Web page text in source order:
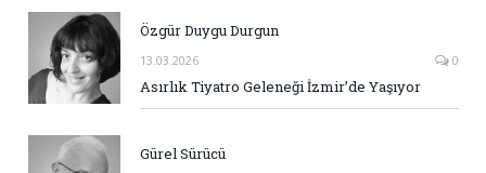
Özgür Duygu Durgun
13.03.2026 0
Asırlık Tiyatro Geleneği İzmir’de Yaşıyor
Gürel Sürücü